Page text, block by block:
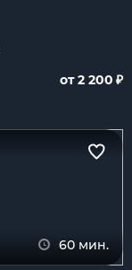
от 2 200 ₽
60 мин.